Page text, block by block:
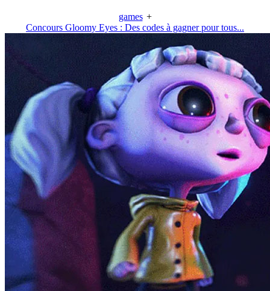
games +
Concours Gloomy Eyes : Des codes à gagner pour tous...